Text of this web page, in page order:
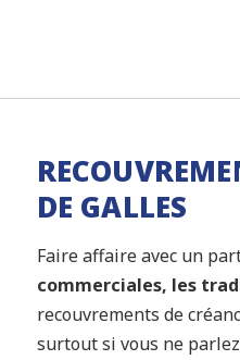
DE GALLES
Faire affaire avec un
commerciales, les
recouvrements de
surtout si vous ne